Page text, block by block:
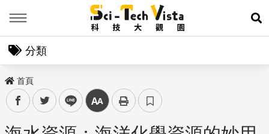
展
分類
首頁
facebooktwitter line 中